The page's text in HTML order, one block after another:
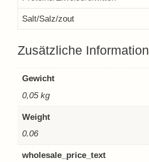
Salt/Salz/zout
Zusätzliche Information
Gewicht
0,05 kg
Weight
0.06
wholesale_price_text